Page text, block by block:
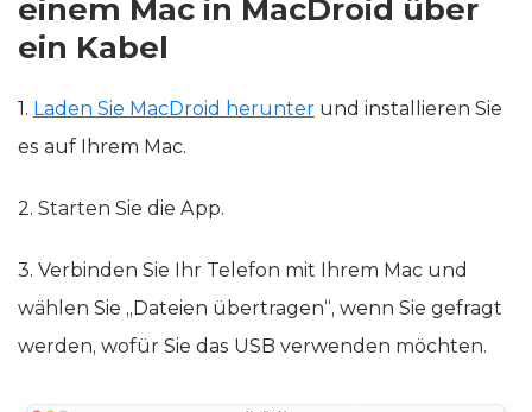
einem Mac in MacDroid über
ein Kabel
1. Laden Sie MacDroid herunter und installieren Sie
es auf Ihrem Mac.
2. Starten Sie die App.
3. Verbinden Sie Ihr Telefon mit Ihrem Mac und
wählen Sie „Dateien übertragen“, wenn Sie gefragt
werden, wofür Sie das USB verwenden möchten.